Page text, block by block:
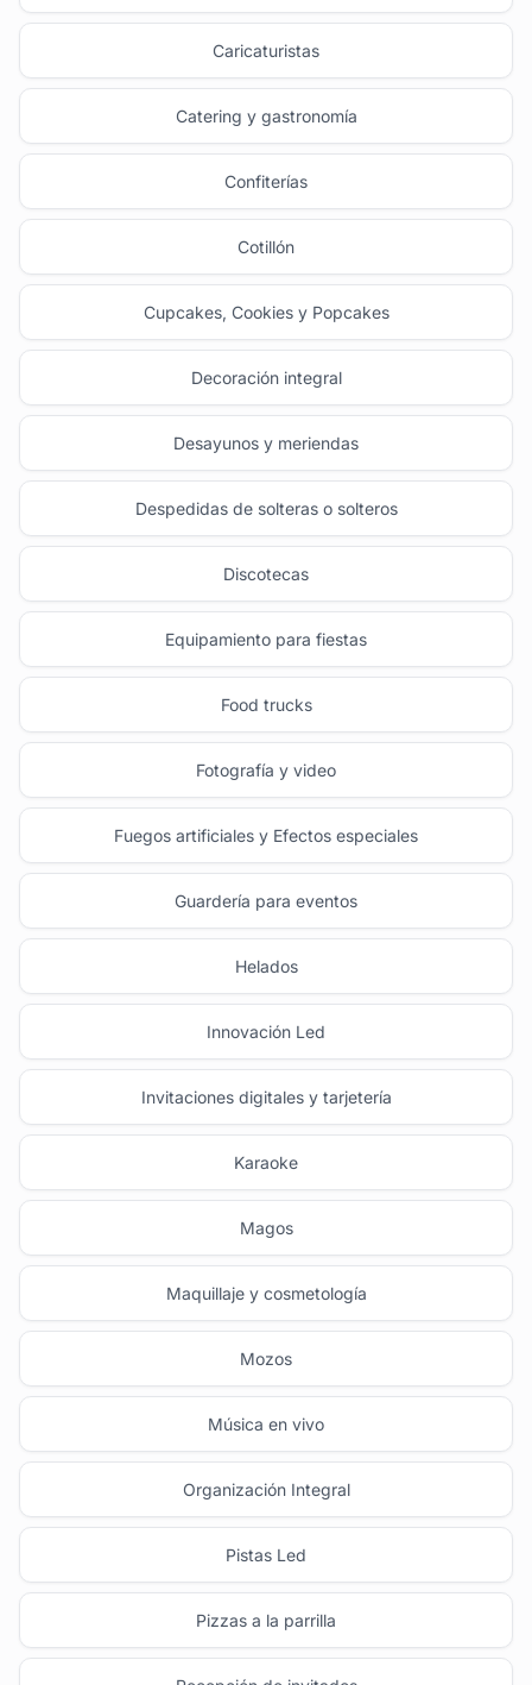
Caricaturistas
Catering y gastronomía
Confiterías
Cotillón
Cupcakes, Cookies y Popcakes
Decoración integral
Desayunos y meriendas
Despedidas de solteras o solteros
Discotecas
Equipamiento para fiestas
Food trucks
Fotografía y video
Fuegos artificiales y Efectos especiales
Guardería para eventos
Helados
Innovación Led
Invitaciones digitales y tarjetería
Karaoke
Magos
Maquillaje y cosmetología
Mozos
Música en vivo
Organización Integral
Pistas Led
Pizzas a la parrilla